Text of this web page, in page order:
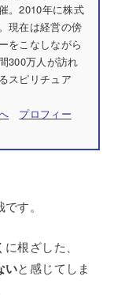
。2010年に株式
現在は経営の傍
をこなしながら
300万人が訪れ
スピリチュア
プロフィー
す。
根ざした、
いと感じてしま